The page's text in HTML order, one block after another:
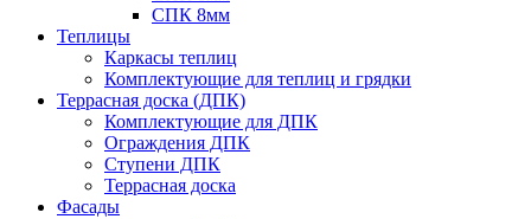
СПК 8мм
Теплицы
Каркасы теплиц
Комплектующие для теплиц и грядки
Террасная доска (ДПК)
Комплектующие для ДПК
Ограждения ДПК
Ступени ДПК
Террасная доска
Фасады